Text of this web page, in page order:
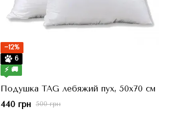
−12%
6
⚡ 🚚
Подушка TAG лебяжий пух, 50x70 см
500 грн
440 грн